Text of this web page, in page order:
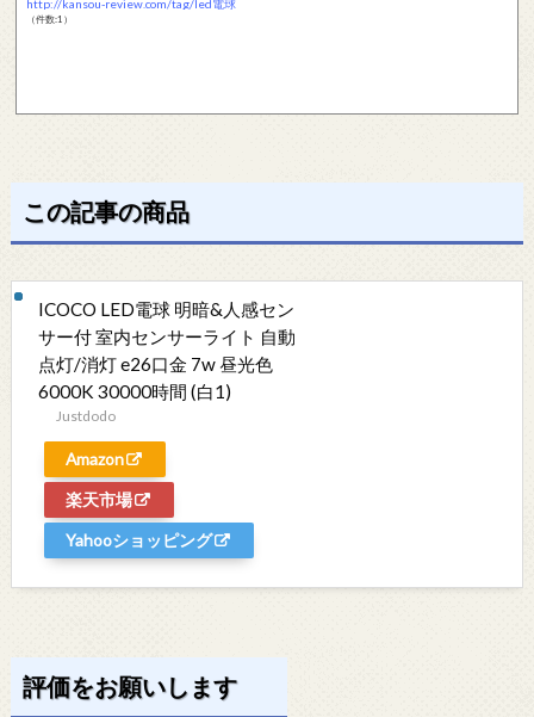
http://kansou-review.com/tag/led電球
（件数:1）
この記事の商品
ICOCO LED電球 明暗&人感セン
サー付 室内センサーライト 自動
点灯/消灯 e26口金 7w 昼光色
6000K 30000時間 (白1)
Justdodo
Amazon
楽天市場
Yahooショッピング
評価をお願いします